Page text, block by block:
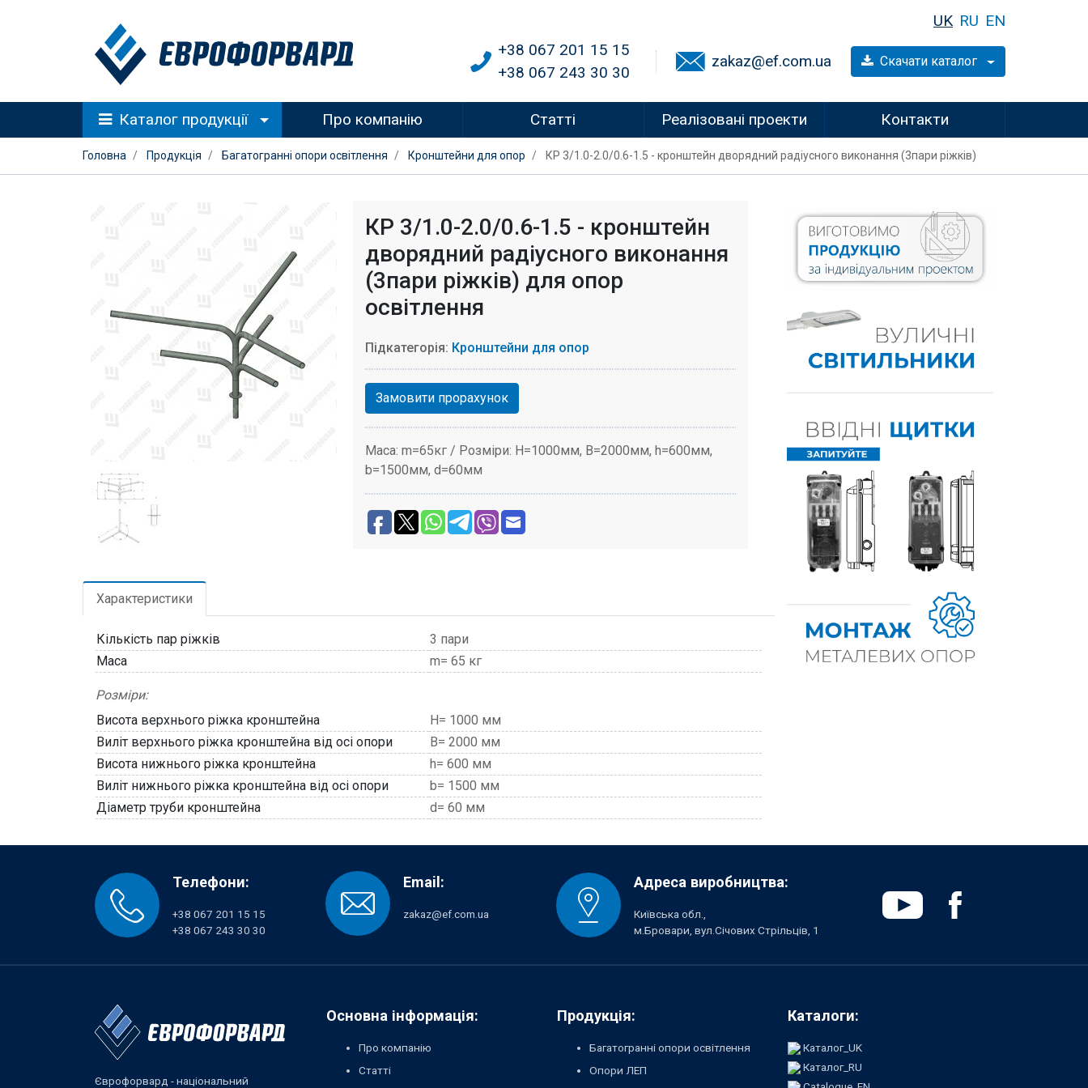
UK RU EN
+38 067 201 15 15
+38 067 243 30 30
zakaz@ef.com.ua Скачати каталог
Каталог продукції Про компанію Статті Реалізовані проекти Контакти
Головна Продукція Багатогранні опори освітлення Кронштейни для опор КР 3/1.0-2.0/0.6-1.5 - кронштейн дворядний радіусного виконання (3пари ріжків)
КР 3/1.0-2.0/0.6-1.5 - кронштейн
дворядний радіусного виконання
(3пари ріжків) для опор
освітлення
Підкатегорія: Кронштейни для опор
Замовити прорахунок
Маса: m=65кг / Розміри: H=1000мм, В=2000мм, h=600мм,
b=1500мм, d=60мм
Характеристики
Кількість пар ріжків
3 пари
Маса
m= 65 кг
Розміри:
Висота верхнього ріжка кронштейна
H= 1000 мм
Виліт верхнього ріжка кронштейна від осі опори
В= 2000 мм
Висота нижнього ріжка кронштейна
h= 600 мм
Виліт нижнього ріжка кронштейна від осі опори
b= 1500 мм
Діаметр труби кронштейна
d= 60 мм
Телефони:
+38 067 201 15 15
+38 067 243 30 30
Email:
zakaz@ef.com.ua
Адреса виробництва:
Київська обл.,
м.Бровари, вул.Січових Стрільців, 1
Єврофорвард - національний
Основна інформація:
Про компанію
Статті
Продукція:
Багатогранні опори освітлення
Опори ЛЕП
Каталоги:
Каталог_UK
Каталог_RU